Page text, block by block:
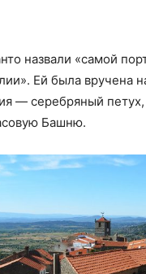
назвали «самой
Ей была вручена
— серебряный
Башню.